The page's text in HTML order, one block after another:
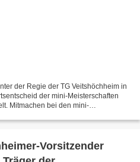
der Regie der TG Veitshöchheim in
der mini-Meisterschaften
Mitmachen bei den mini-
Vorsitzender